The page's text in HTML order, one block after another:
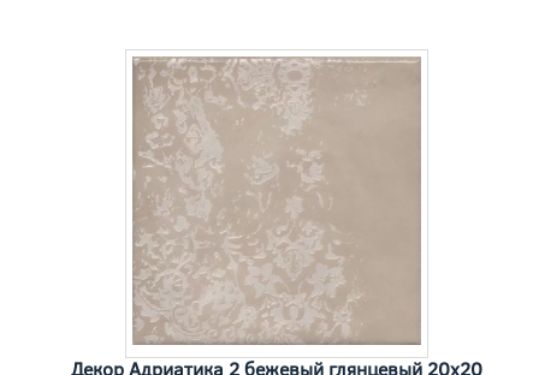
Декор Адриатика 2 бежевый глянцевый 20x20